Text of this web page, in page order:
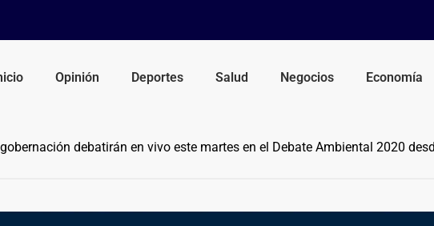
Opinión Deportes Salud Negocios Economía
debatirán en vivo este martes en el Debate Ambiental 2020